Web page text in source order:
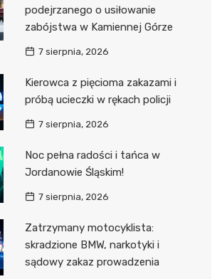
podejrzanego o usiłowanie
zabójstwa w Kamiennej Górze
7 sierpnia, 2026
Kierowca z pięcioma zakazami i
próbą ucieczki w rękach policji
7 sierpnia, 2026
Noc pełna radości i tańca w
Jordanowie Śląskim!
7 sierpnia, 2026
Zatrzymany motocyklista:
skradzione BMW, narkotyki i
sądowy zakaz prowadzenia